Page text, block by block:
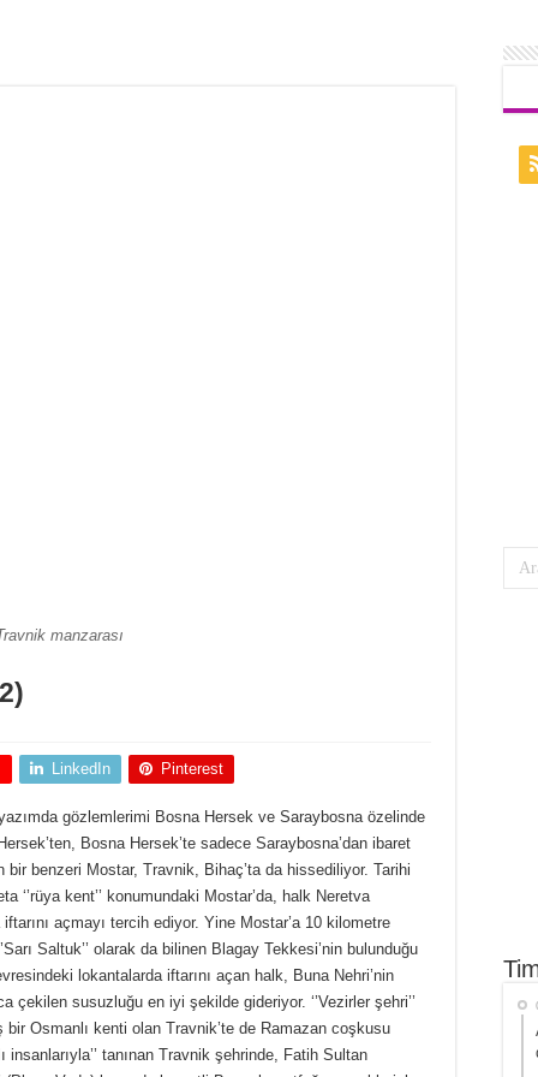
manzarası
LinkedIn Pinterest
gözlemlerimi Bosna Hersek ve Saraybosna özelinde
Bosna Hersek’te sadece Saraybosna’dan ibaret
benzeri Mostar, Travnik, Bihaç’ta da hissediliyor. Tarihi
kent’’ konumundaki Mostar’da, halk Neretva
açmayı tercih ediyor. Yine Mostar’a 10 kilometre
Saltuk’’ olarak da bilinen Blagay Tekkesi’nin bulunduğu
lokantalarda iftarını açan halk, Buna Nehri’nin
çekilen susuzluğu en iyi şekilde gideriyor. ‘’Vezirler şehri’’
Osmanlı kenti olan Travnik’te de Ramazan coşkusu
insanlarıyla’’ tanınan Travnik şehrinde, Fatih Sultan